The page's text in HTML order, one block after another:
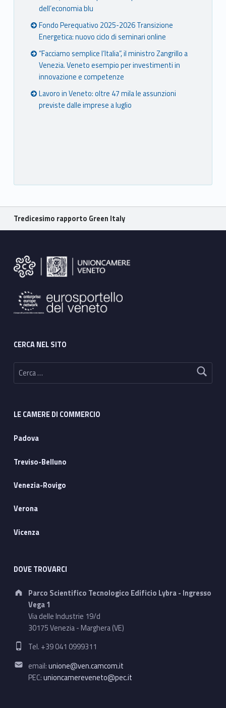
dell’economia blu
Fondo Perequativo 2025-2026 Transizione
Energetica: nuovo ciclo di seminari online
“Facciamo semplice l’Italia”, il ministro Zangrillo a
Venezia. Veneto esempio per investimenti in
innovazione e competenze
Lavoro in Veneto: oltre 47 mila le assunzioni
previste dalle imprese a luglio
Breadcrumbs navigation
Tredicesimo rapporto Green Italy
CERCA NEL SITO
Ricerca per:
LE CAMERE DI COMMERCIO
Padova
Treviso-Belluno
Venezia-Rovigo
Verona
Vicenza
DOVE TROVARCI
Address:
Parco Scientifico Tecnologico Edificio Lybra - Ingresso
Vega 1
Via delle Industrie 19/d
30175 Venezia - Marghera (VE)
Phone number:
Tel. +39 041 0999311
Email address:
email:unione@ven.camcom.it
PEC:unioncamereveneto@pec.it